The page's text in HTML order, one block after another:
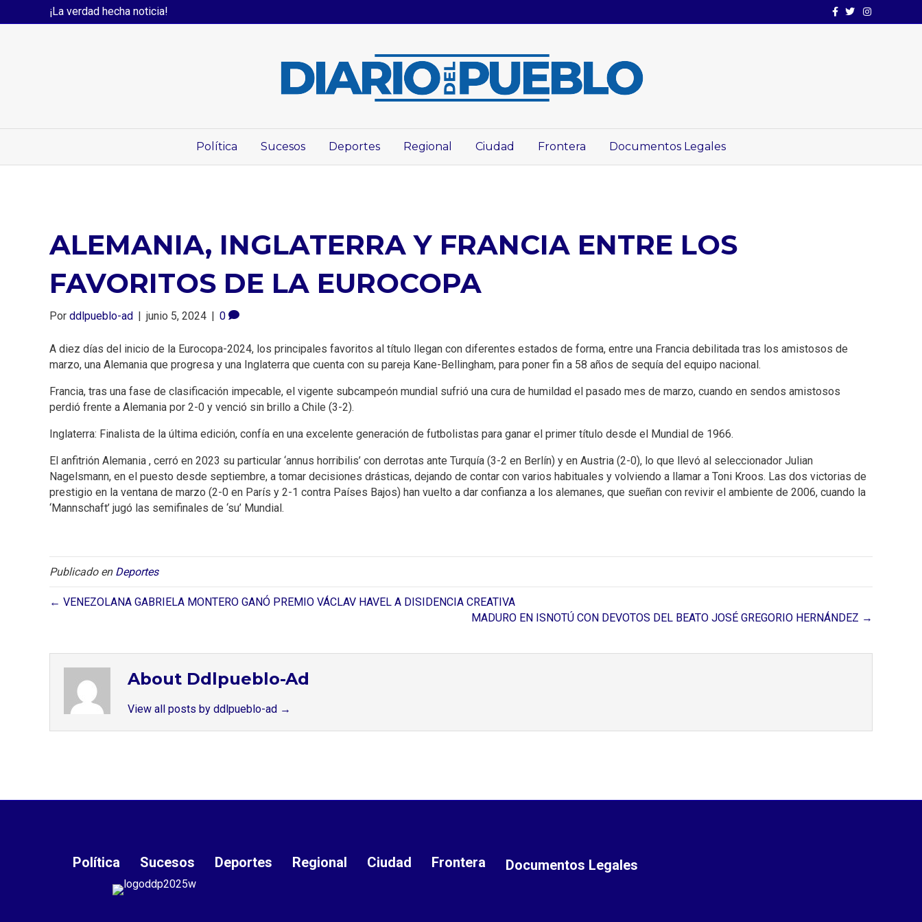
¡La verdad hecha noticia! Facebook
TwitterInstagram
Política Sucesos Deportes Regional Ciudad Frontera Documentos Legales
ALEMANIA, INGLATERRA Y FRANCIA ENTRE LOS
FAVORITOS DE LA EUROCOPA
Por ddlpueblo-ad | junio 5, 2024 | 0
A diez días del inicio de la Eurocopa-2024, los principales favoritos al título llegan con diferentes estados de forma, entre una Francia debilitada tras los amistosos de
marzo, una Alemania que progresa y una Inglaterra que cuenta con su pareja Kane-Bellingham, para poner fin a 58 años de sequía del equipo nacional.
Francia, tras una fase de clasificación impecable, el vigente subcampeón mundial sufrió una cura de humildad el pasado mes de marzo, cuando en sendos amistosos
perdió frente a Alemania por 2-0 y venció sin brillo a Chile (3-2).
Inglaterra: Finalista de la última edición, confía en una excelente generación de futbolistas para ganar el primer título desde el Mundial de 1966.
El anfitrión Alemania , cerró en 2023 su particular ‘annus horribilis’ con derrotas ante Turquía (3-2 en Berlín) y en Austria (2-0), lo que llevó al seleccionador Julian
Nagelsmann, en el puesto desde septiembre, a tomar decisiones drásticas, dejando de contar con varios habituales y volviendo a llamar a Toni Kroos. Las dos victorias de
prestigio en la ventana de marzo (2-0 en París y 2-1 contra Países Bajos) han vuelto a dar confianza a los alemanes, que sueñan con revivir el ambiente de 2006, cuando la
‘Mannschaft’ jugó las semifinales de ‘su’ Mundial.
Publicado en Deportes
← VENEZOLANA GABRIELA MONTERO GANÓ PREMIO VÁCLAV HAVEL A DISIDENCIA CREATIVA
MADURO EN ISNOTÚ CON DEVOTOS DEL BEATO JOSÉ GREGORIO HERNÁNDEZ →
About Ddlpueblo-Ad
View all posts by ddlpueblo-ad →
Política Sucesos Deportes Regional Ciudad Frontera Documentos Legales